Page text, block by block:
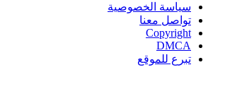
سياسة الخصوصية
تواصل معنا
Copyright
DMCA
تبرع للموقع